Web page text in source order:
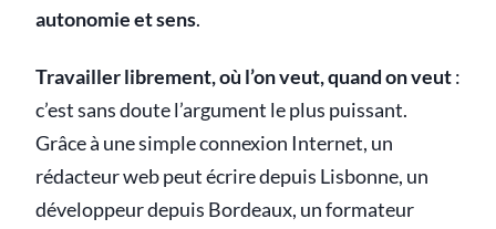
autonomie et sens.
Travailler librement, où l’on veut, quand on veut:
c’est sans doute l’argument le plus puissant.
Grâce à une simple connexion Internet, un
rédacteur web peut écrire depuis Lisbonne, un
développeur depuis Bordeaux, un formateur